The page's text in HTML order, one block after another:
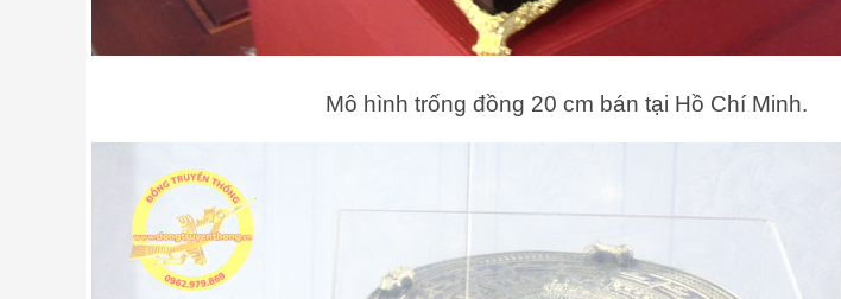
Mô hình trống đồng 20 cm bán tại Hồ Chí Minh.